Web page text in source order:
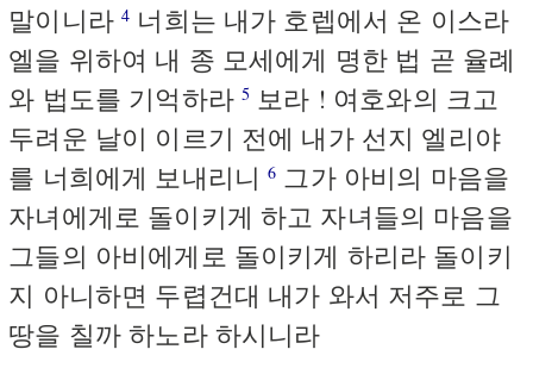
말이니라4 너희는 내가 호렙에서 온 이스라
엘을 위하여 내 종 모세에게 명한 법 곧 율례
와 법도를 기억하라 5 보라 ! 여호와의 크고
두려운 날이 이르기 전에 내가 선지 엘리야
를 너희에게 보내리니6 그가 아비의 마음을
자녀에게로 돌이키게 하고 자녀들의 마음을
그들의 아비에게로 돌이키게 하리라 돌이키
지 아니하면 두렵건대 내가 와서 저주로 그
땅을 칠까 하노라 하시니라